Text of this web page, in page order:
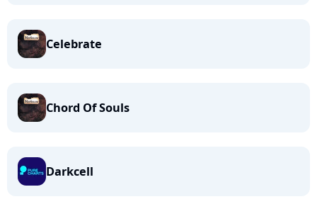
Celebrate
Chord Of Souls
Darkcell